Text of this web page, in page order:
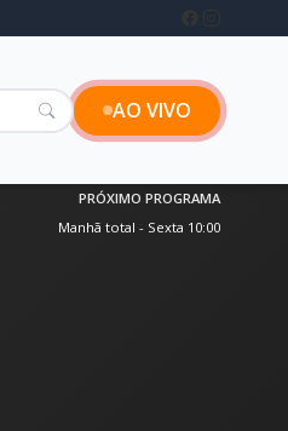
AO VIVO
PRÓXIMO PROGRAMA
Manhã total - Sexta 10:00